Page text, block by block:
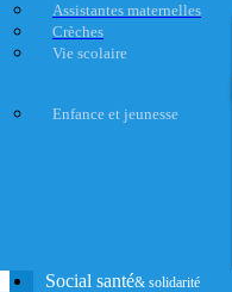
Assistantes maternelles
Crèches
Vie scolaire
Enfance et jeunesse
Social santé& solidarité